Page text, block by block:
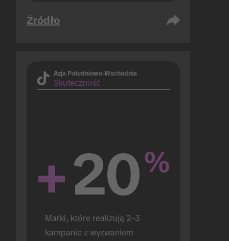
Źródło
Azja Południowo-Wschodnia
Skuteczność
+20%
Marki, które realizują 2–3
kampanie z wyzwaniem